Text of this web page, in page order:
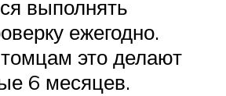
выполнять
ежегодно.
это делают
6 месяцев.